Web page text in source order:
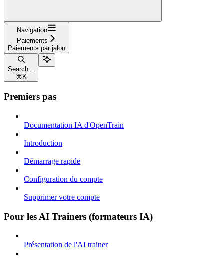
Navigation
Paiements
Paiements par jalon
Search...
⌘ K
Premiers pas
Documentation IA d'OpenTrain
Introduction
Démarrage rapide
Configuration du compte
Supprimer votre compte
Pour les AI Trainers (formateurs IA)
Présentation de l'AI trainer